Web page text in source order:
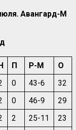
Авангард-М
П Р-М
О
0 43-6
32
0 46-9
29
2 25-11
23